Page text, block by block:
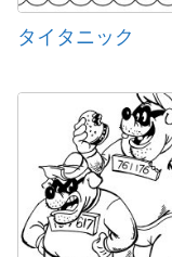
タイタニック